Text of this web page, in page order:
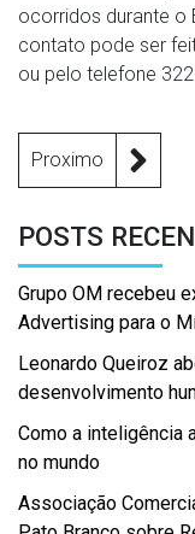
ocorridos durante o
contato pode ser
ou pelo telefone
Proximo
POSTS
Grupo OM recebeu
Advertising para o
Leonardo Queiroz
desenvolvimento
Como a inteligência
no mundo
Associação